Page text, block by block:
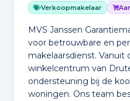
Verkoopmakelaar
MVS Janssen
voor betrouwbare en
makelaarsdienst. Vanuit
winkelcentrum van
ondersteuning bij de
woningen. Ons team